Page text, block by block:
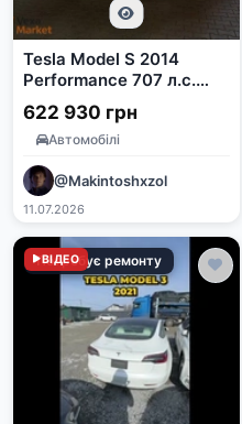
Tesla Model S 2014
Performance 707 л.с.
P85D
622 930 грн
Автомобілі
@Makintoshxzol
11.07.2026
Потребує ремонту
ВІДЕО